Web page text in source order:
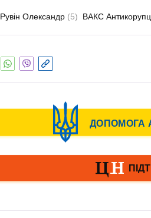
Рувін Олександр (5) ВАКС